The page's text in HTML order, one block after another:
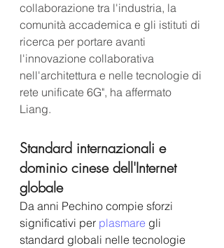
collaborazione tra l'industria, la
comunità accademica e gli istituti di
ricerca per portare avanti
l'innovazione collaborativa
nell'architettura e nelle tecnologie di
rete unificate 6G", ha affermato
Liang.
Standard internazionali e
dominio cinese dell'Internet
globale
Da anni Pechino compie sforzi
significativi per plasmare gli
standard globali nelle tecnologie